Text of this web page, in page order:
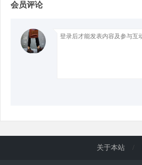
会员评论
关于本站 /